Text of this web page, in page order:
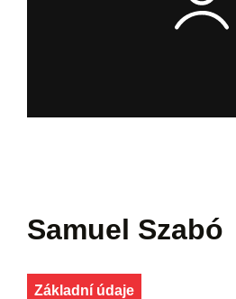
Samuel Szabó
Základní údaje